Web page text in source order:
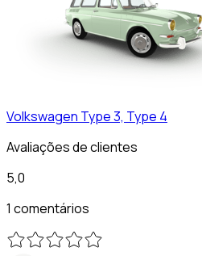
Volkswagen Type 3, Type 4
Avaliações de clientes
5,0
1 comentários